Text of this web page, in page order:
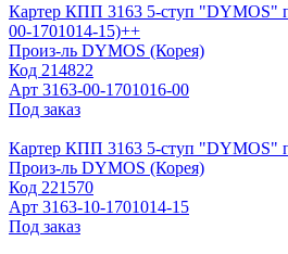
Картер КПП 3163 5-ступ "DYMOS"
00-1701014-15)++
Произ-ль DYMOS (Корея)
Код 214822
Арт 3163-00-1701016-00
Под заказ
Картер КПП 3163 5-ступ "DYMOS"
Произ-ль DYMOS (Корея)
Код 221570
Арт 3163-10-1701014-15
Под заказ